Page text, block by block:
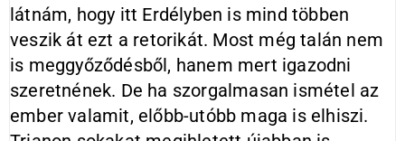
látnám, hogy itt Erdélyben is mind többen
veszik át ezt a retorikát. Most még talán nem
is meggyőződésből, hanem mert igazodni
szeretnének. De ha szorgalmasan ismétel az
ember valamit, előbb-utóbb maga is elhiszi.